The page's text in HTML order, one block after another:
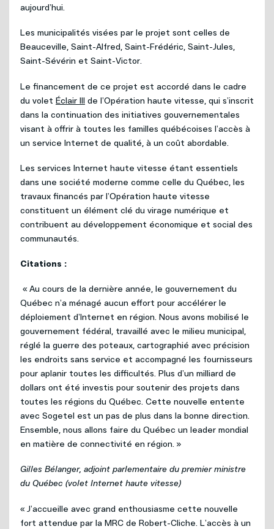
aujourd’hui.
Les municipalités visées par le projet sont celles de
Beauceville, Saint-Alfred, Saint-Frédéric, Saint-Jules,
Saint-Sévérin et Saint-Victor.
Le financement de ce projet est accordé dans le cadre
du volet Éclair III de l’Opération haute vitesse, qui s’inscrit
dans la continuation des initiatives gouvernementales
visant à offrir à toutes les familles québécoises l’accès à
un service Internet de qualité, à un coût abordable.
Les services Internet haute vitesse étant essentiels
dans une société moderne comme celle du Québec, les
travaux financés par l’Opération haute vitesse
constituent un élément clé du virage numérique et
contribuent au développement économique et social des
communautés.
Citations :
« Au cours de la dernière année, le gouvernement du
Québec n’a ménagé aucun effort pour accélérer le
déploiement d’Internet en région. Nous avons mobilisé le
gouvernement fédéral, travaillé avec le milieu municipal,
réglé la guerre des poteaux, cartographié avec précision
les endroits sans service et accompagné les fournisseurs
pour aplanir toutes les difficultés. Plus d’un milliard de
dollars ont été investis pour soutenir des projets dans
toutes les régions du Québec. Cette nouvelle entente
avec Sogetel est un pas de plus dans la bonne direction.
Ensemble, nous allons faire du Québec un leader mondial
en matière de connectivité en région. »
Gilles Bélanger, adjoint parlementaire du premier ministre
du Québec (volet Internet haute vitesse)
« J’accueille avec grand enthousiasme cette nouvelle
fort attendue par la MRC de Robert-Cliche. L’accès à un